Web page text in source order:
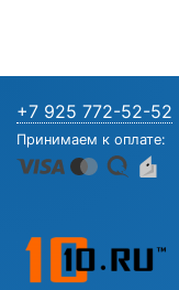
+7 925 772-52-52
Принимаем к оплате: